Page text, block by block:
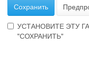
Сохранить
УСТАНОВИТЕ ЭТУ
"СОХРАНИТЬ"